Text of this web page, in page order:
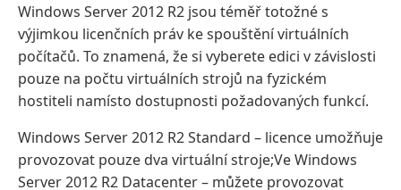
Windows Server 2012 R2 jsou téměř totožné s
výjimkou licenčních práv ke spouštění virtuálních
počítačů. To znamená, že si vyberete edici v závislosti
pouze na počtu virtuálních strojů na fyzickém
hostiteli namísto dostupnosti požadovaných funkcí.
Windows Server 2012 R2 Standard – licence umožňuje
provozovat pouze dva virtuální stroje;Ve Windows
Server 2012 R2 Datacenter – můžete provozovat